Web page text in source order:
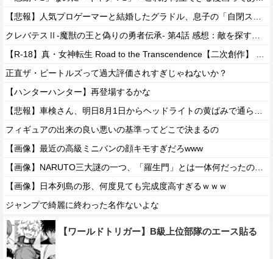
【悲報】人気プロゲーマーと結婚したグラドル、息子の「自閉スペクトラム症」診断にショックで泣く
クレバテスⅡ-魔獣の王と偽りの勇者伝承- 第4話 感想：敵を探すよりトアの書を餌に誘き出す作戦！
【R-18】真・女神転生 Road to the Transcendence【二次創作】 第２０話
正直ザ・ビートルズって過大評価されすぎじゃねないか？
【ハンターハンター】再登場するかな
【悲報】車検さん、明日8月1日からヘッドライトの黄ばみで通らなくなる模様…
フィギュアの出来の良い悪いの基準ってどこで決まるの
【画像】最近の高級ミニバンの顔キモすぎだろwww
【画像】NARUTO三大謎の一つ、「羅生門」とは一体何だったのか！？
【画像】日本列島の形、何度見ても完成度高すぎるｗｗｗ
ジャンプで綺麗に終わった名作ないよな
【ワールドトリガー】B級上位部隊のエース貼る